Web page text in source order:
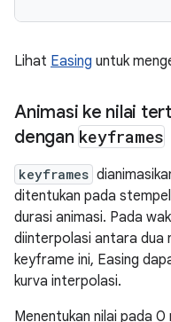
Lihat Easing untuk
Animasi ke nilai
dengan keyframes
keyframes
ditentukan pada
durasi animasi. Pada
diinterpolasi antara dua
keyframe ini, Easing
kurva interpolasi.
Menentukan nilai pada